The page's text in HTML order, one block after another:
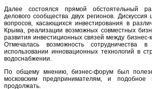
Далее состоялся прямой обстоятельный
делового сообщества двух регионов. Дискуссия
вопросов, касающихся инвестирования в
Крыма, реализации возможных совместных
развития инвестиционных связей между
Отмечалась возможность сотрудничества
использовании инновационных технологий в
водоснабжении.
По общему мнению, бизнес-форум был
московским предпринимателям, и подобное
продолжать.